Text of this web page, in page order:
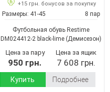
+15 грн. бонусов за покупку
Размеры: 41-45 8 пар
Футбольная обувь Restime
DM024412-2 black-lime (Демисезон)
Цена за пару
950 грн.
Цена за ящик
7 608 грн.
Купить Подробнее